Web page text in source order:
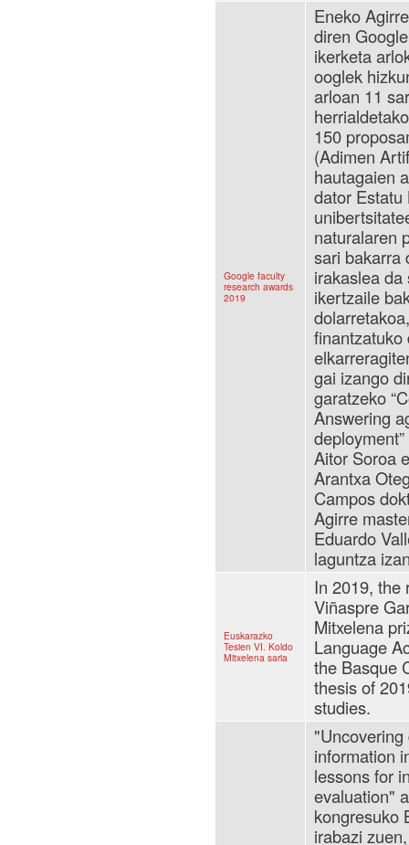
Google faculty
research awards
2019
Eneko
diren
ikerketa
ooglek
arloan 11
150
(Adimen
hautagaien
dator Estatu
naturalaren
sari bakarra
irakaslea
ikertzaile
finantzatuko
gai izango
garatzeko
Answering
Aitor Soroa
Arantxa
Campos
Agirre
Eduardo
laguntza
Euskarazko
Tesien VI. Koldo
Mitxelena saria
In 2019, the
Viñaspre
Mitxelena
Language
the Basque
thesis of
studies.
information
lessons for
evaluation"
kongresuko
irabazi